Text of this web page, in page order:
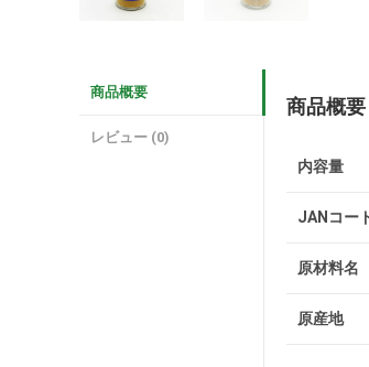
商品概要
レビュー (0)
商品概要
内容量
JANコー
原材料名
原産地